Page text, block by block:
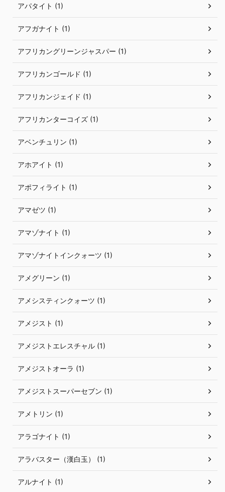
アパタイト (1)
アフガナイト (1)
アフリカングリーンジャスパー (1)
アフリカンゴールド (1)
アフリカンジェイド (1)
アフリカンターコイズ (1)
アベンチュリン (1)
アホアイト (1)
アポフィライト (1)
アマゼツ (1)
アマゾナイト (1)
アマゾナイトインクォーツ (1)
アメグリーン (1)
アメシスティンクォーツ (1)
アメジスト (1)
アメジストエレスチャル (1)
アメジストオーラ (1)
アメジストスーパーセブン (1)
アメトリン (1)
アラゴナイト (1)
アラバスター（漢白玉） (1)
アルナイト (1)